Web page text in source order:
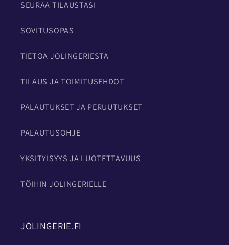
SEURAA TILAUSTASI
SOVITUSOPAS
TIETOA JOLINGERIESTA
TILAUS JA TOIMITUSEHDOT
PALAUTUKSET JA PERUUTUKSET
PALAUTUSOHJE
YKSITYISYYS JA LUOTETTAVUUS
TÖIHIN JOLINGERIELLE
JOLINGERIE.FI